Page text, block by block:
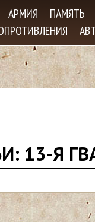
АРМИЯ ПАМЯТЬ
13-Я